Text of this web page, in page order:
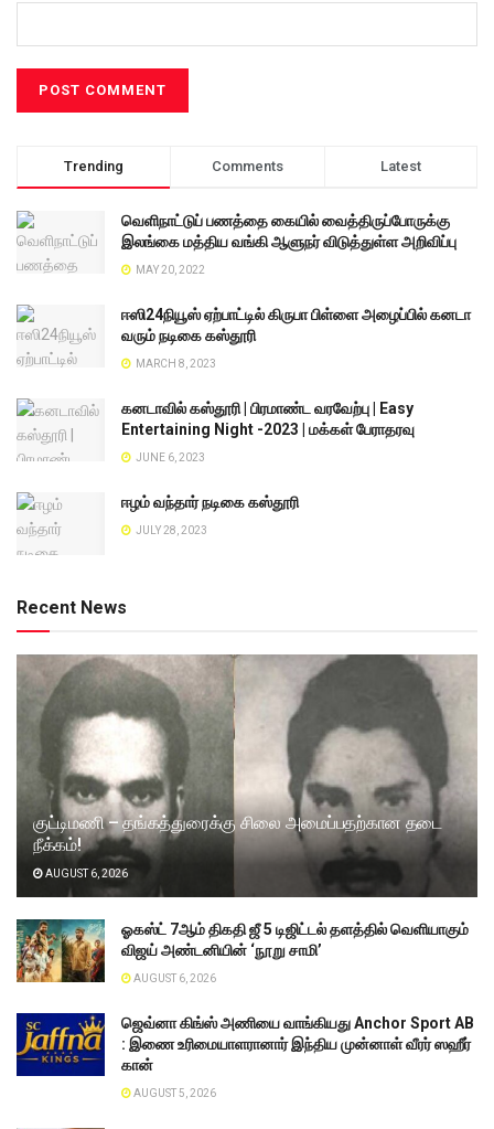
Trending Comments Latest
வெளிநாட்டுப் பணத்தை கையில் வைத்திருப்போருக்கு
இலங்கை மத்திய வங்கி ஆளுநர் விடுத்துள்ள அறிவிப்பு
MAY 20, 2022
ஈஸி24நியூஸ் ஏற்பாட்டில் கிருபா பிள்ளை அழைப்பில் கனடா
வரும் நடிகை கஸ்தூரி
MARCH 8, 2023
கனடாவில் கஸ்தூரி | பிரமாண்ட வரவேற்பு | Easy
Entertaining Night -2023 | மக்கள் பேராதரவு
JUNE 6, 2023
ஈழம் வந்தார் நடிகை கஸ்தூரி
JULY 28, 2023
Recent News
குட்டிமணி – தங்கத்துரைக்கு சிலை அமைப்பதற்கான தடை
நீக்கம்!
AUGUST 6, 2026
ஓகஸ்ட் 7ஆம் திகதி ஜீ 5 டிஜிட்டல் தளத்தில் வெளியாகும்
விஜய் அண்டனியின் ‘நூறு சாமி’
AUGUST 6, 2026
ஜெவ்னா கிங்ஸ் அணியை வாங்கியது Anchor Sport AB
: இணை உரிமையாளரானார் இந்திய முன்னாள் வீரர் ஸஹீர்
கான்
AUGUST 5, 2026